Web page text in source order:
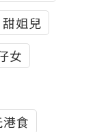
甜姐兒
女
食